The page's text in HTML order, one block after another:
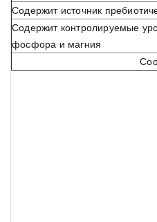
Содержит источник
Содержит контролируемые
фосфора и магния